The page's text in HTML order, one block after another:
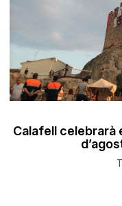
Calafell celebrarà